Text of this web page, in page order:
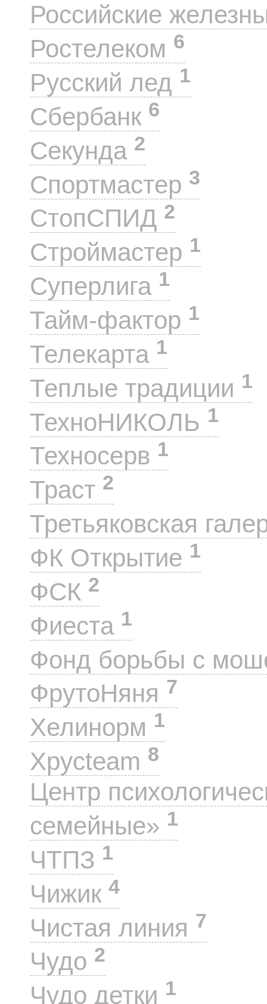
Российские
Ростелеком 6
Русский лед 1
Сбербанк 6
Секунда 2
Спортмастер 3
СтопСПИД 2
Строймастер 1
Суперлига 1
Тайм-фактор 1
Телекарта 1
Теплые традиции 1
ТехноНИКОЛЬ 1
Техносерв 1
Траст 2
Третьяковская
ФК Открытие 1
ФСК 2
Фиеста 1
Фонд борьбы с
ФрутоНяня 7
Хелинорм 1
Хрусteam 8
Центр
семейные» 1
ЧТПЗ 1
Чижик 4
Чистая линия 7
Чудо 2
Чудо детки 1